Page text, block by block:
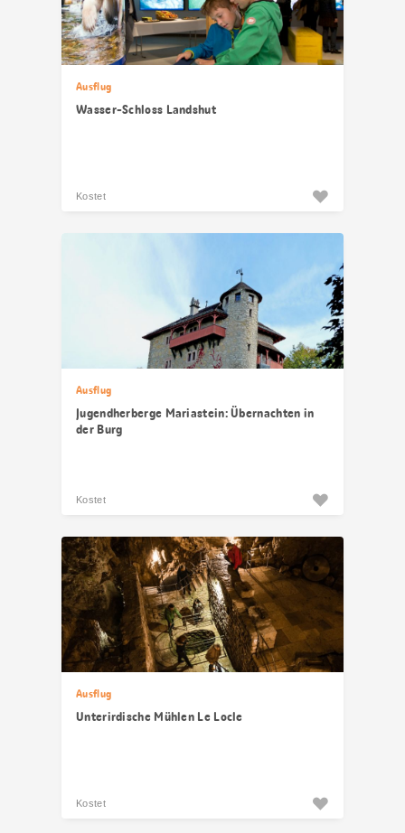
Ausflug
Wasser-Schloss Landshut
Kostet
Ausflug
Jugendherberge Mariastein: Übernachten in
der Burg
Kostet
Ausflug
Unterirdische Mühlen Le Locle
Kostet